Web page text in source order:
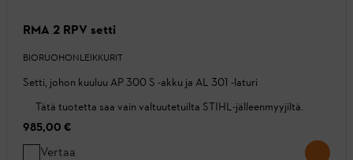
RMA 2 RPV setti
BIORUOHONLEIKKURIT
Setti, johon kuuluu AP 300 S -akku ja AL 301 -laturi
Tätä tuotetta saa vain valtuutetuilta STIHL-jälleenmyyjiltä.
985,00 €
Vertaa